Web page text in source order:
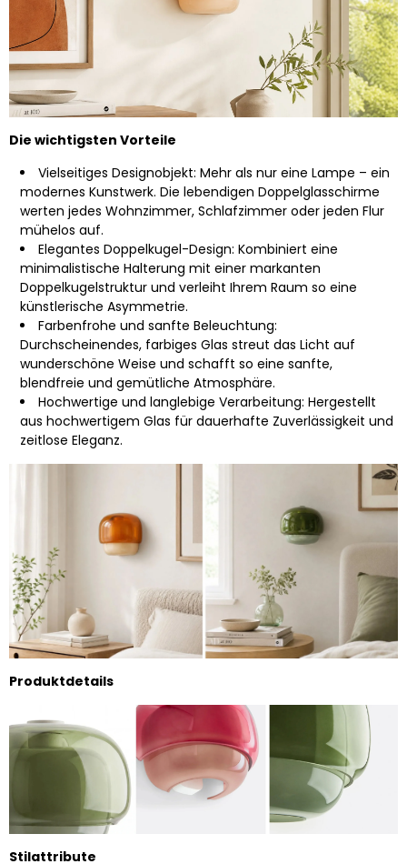
Die wichtigsten Vorteile
Vielseitiges Designobjekt: Mehr als nur eine Lampe – ein
modernes Kunstwerk. Die lebendigen Doppelglasschirme
werten jedes Wohnzimmer, Schlafzimmer oder jeden Flur
mühelos auf.
Elegantes Doppelkugel-Design: Kombiniert eine
minimalistische Halterung mit einer markanten
Doppelkugelstruktur und verleiht Ihrem Raum so eine
künstlerische Asymmetrie.
Farbenfrohe und sanfte Beleuchtung:
Durchscheinendes, farbiges Glas streut das Licht auf
wunderschöne Weise und schafft so eine sanfte,
blendfreie und gemütliche Atmosphäre.
Hochwertige und langlebige Verarbeitung: Hergestellt
aus hochwertigem Glas für dauerhafte Zuverlässigkeit und
zeitlose Eleganz.
Produktdetails
Stilattribute